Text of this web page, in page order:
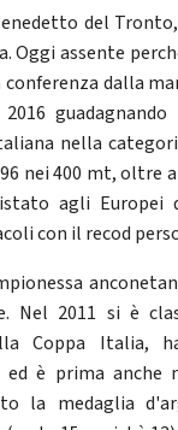
del
assente
dalla
nella
nei 400 mt,
agli Europei
con il recod
Nel 2011 si è
Coppa Italia,
è prima anche
la medaglia